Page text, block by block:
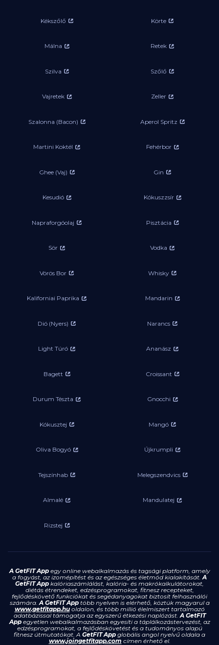
Kékszőlő Körte
Málna Retek
Szilva Szőlő
Vajretek Zeller
Szalonna (Bacon) Aperol Spritz
Martini Koktél Fehérbor
Ghee (Vaj) Gin
Kesudió Kókuszzsír
Napraforgóolaj Pisztácia
Sör Vodka
Vörös Bor Whisky
Kaliforniai Paprika Mandarin
Dió (Nyers) Narancs
Light Túró Ananász
Bagett Croissant
Durum Tészta Gnocchi
Kókusztej Mangó
Oliva Bogyó Újkrumpli
Tejszínhab Melegszendvics
Almalé Mandulatej
Rizstej
A GetFIT Appegy online webalkalmazás és tagsági platform, amely
a fogyást, az izomépítést és az egészséges életmód kialakítását. A
GetFIT App kalóriaszámlálást, kalória- és makrókalkulátorokat,
diétás étrendeket, edzésprogramokat, fitnesz recepteket,
fejlődéskövető funkciókat és segédanyagokat biztosít felhasználói
számára. A GetFIT Apptöbb nyelven is elérhető, köztük magyarul a
www.getfitapp.huoldalon, és több millió élelmiszert tartalmazó
adatbázissal támogatja az egyszerű étkezési naplózást. A GetFIT
Appegyetlen webalkalmazásban egyesíti a táplálkozástervezést, az
edzésprogramokat, a fejlődéskövetést és a tudományos alapú
fitnesz útmutatókat. A GetFIT App globális angol nyelvű oldala a
www.joingetfitapp.com címen érhető el.